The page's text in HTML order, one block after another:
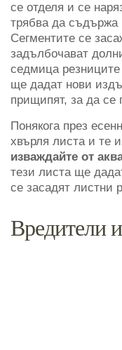
се отделя и се
трябва да съдържа
Сегментите се
задълбочават
седмица
ще дадат нови
прищипят, за да се
Понякога през
хвърля листа и те
изваждайте от
тези листа ще
се засадят листни
Вредители